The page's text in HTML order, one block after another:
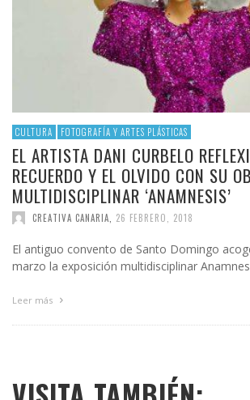
CULTURA FOTOGRAFÍA Y ARTES PLÁSTICAS
EL ARTISTA DANI CURBELO
RECUERDO Y EL OLVIDO CON SU
MULTIDISCIPLINAR ‘ANAMNESIS’
CREATIVA CANARIA 26 FEBRERO, 2018
El antiguo convento de Santo Domingo
marzo la exposición multidisciplinar
Leer más